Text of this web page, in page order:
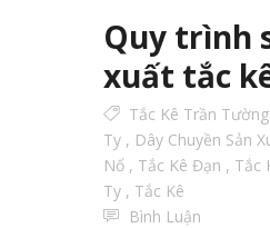
Quy trình
xuất tắc
Tắc Kê Trần Tường
Ty , Dây Chuyền Sản
Nổ , Tắc Kê Đạn , Tắc
Ty , Tắc Kê
Bình Luận